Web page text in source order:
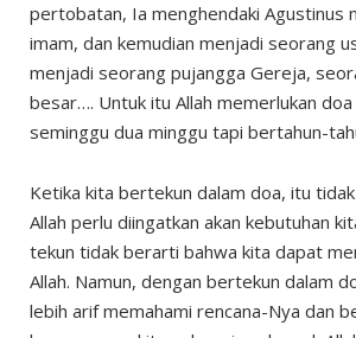
pertobatan, Ia menghendaki Agustinus
imam, dan kemudian menjadi seorang
menjadi seorang pujangga Gereja,
besar…. Untuk itu Allah memerlukan doa
seminggu dua minggu tapi bertahun-
Ketika kita bertekun dalam doa, itu
Allah perlu diingatkan akan kebutuhan
tekun tidak berarti bahwa kita dapat
Allah. Namun, dengan bertekun dalam
lebih arif memahami rencana-Nya dan